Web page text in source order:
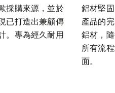
採購來源，並於
已打造出兼顧傳
。專為經久耐用
鋁材堅
產品的
鋁材，
所有流
面。